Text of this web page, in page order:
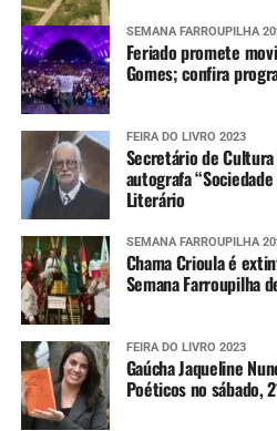
SEMANA FARROUPILHA
Feriado promete
Gomes; confira
FEIRA DO LIVRO 2023
Secretário de Cultura
autografa
Literário
SEMANA FARROUPILHA
Chama Crioula é
Semana Farroupilha
FEIRA DO LIVRO 2023
Gaúcha Jaqueline
Poéticos no sábado,